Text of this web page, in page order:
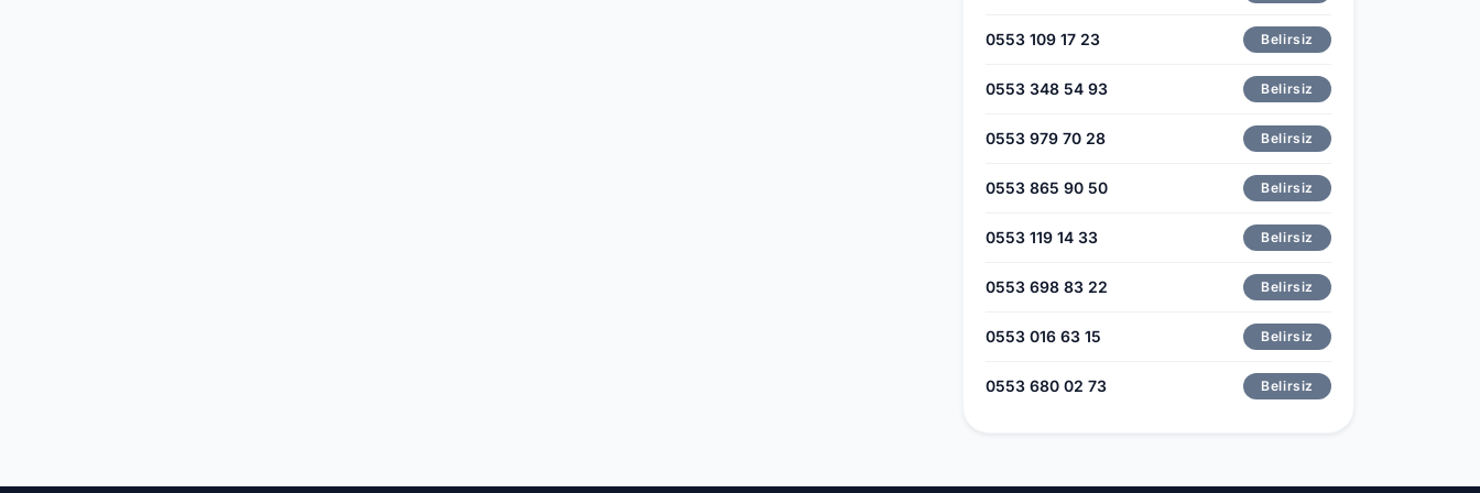
0553 109 17 23 Belirsiz
0553 348 54 93 Belirsiz
0553 979 70 28 Belirsiz
0553 865 90 50 Belirsiz
0553 119 14 33 Belirsiz
0553 698 83 22 Belirsiz
0553 016 63 15 Belirsiz
0553 680 02 73 Belirsiz